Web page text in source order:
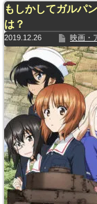
もしかしてガルパ
は？
2019.12.26 映画・